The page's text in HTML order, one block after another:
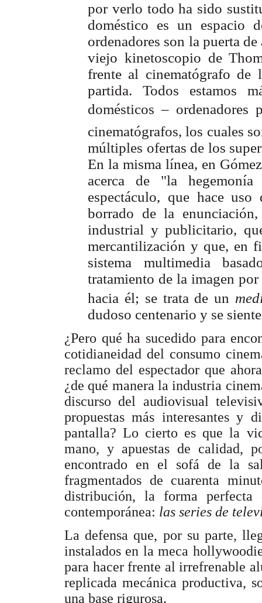
por verlo todo ha sido
doméstico es un espacio
ordenadores son la puerta
viejo kinetoscopio de
frente al cinematógrafo de
partida. Todos estamos
domésticos –
cinematógrafos, los cuales
múltiples ofertas de los
En la misma línea, en
acerca de "la
espectáculo, que hace
borrado de la
industrial y publicitario,
mercantilización y que, en
sistema multimedia
tratamiento de la imagen
hacia él; se trata de un
dudoso centenario y se
¿Pero qué ha sucedido para
cotidianeidad del consumo
reclamo del espectador que
¿de qué manera la industria
discurso del audiovisual
propuestas más interesantes y
pantalla? Lo cierto es que la
mano, y apuestas de calidad,
encontrado en el sofá de la
fragmentados de cuarenta
distribución, la forma
contemporánea: las series de
La defensa que, por su parte,
instalados en la meca
para hacer frente al irrefrenable
replicada mecánica productiva,
una base rigurosa.